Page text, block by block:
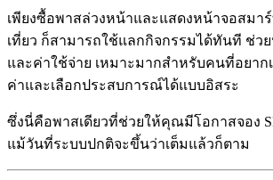
เพียงซื้อพาสล่วงหน้าและแสดงหน้าจอสมา
เที่ยว ก็สามารถใช้แลกกิจกรรมได้ทันที ช่วย
และค่าใช้จ่าย เหมาะมากสำหรับคนที่อยาก
ค่าและเลือกประสบการณ์ได้แบบอิสระ
ซึ่งนี่คือพาสเดียวที่ช่วยให้คุณมีโอกาสจอง
แม้วันที่ระบบปกติจะขึ้นว่าเต็มแล้วก็ตาม